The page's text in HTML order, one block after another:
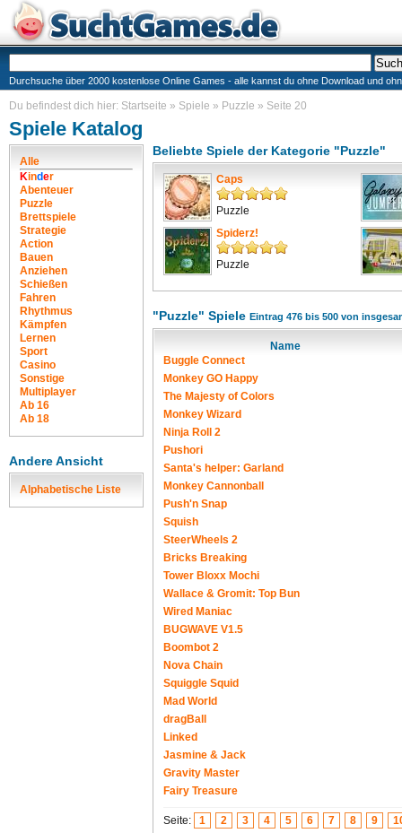
Durchsuche über 2000 kostenlose Online Games - alle kannst du ohne Download und
Du befindest dich hier: Startseite » Spiele » Puzzle » Seite 20
Spiele Katalog
Alle
Kinder
Abenteuer
Puzzle
Brettspiele
Strategie
Action
Bauen
Anziehen
Schießen
Fahren
Rhythmus
Kämpfen
Lernen
Sport
Casino
Sonstige
Multiplayer
Ab 16
Ab 18
Andere Ansicht
Alphabetische Liste
Beliebte Spiele der Kategorie "Puzzle"
Caps
Puzzle
Spiderz!
Puzzle
"Puzzle" Spiele Eintrag 476 bis 500 von
Name
Buggle Connect
Monkey GO Happy
The Majesty of Colors
Monkey Wizard
Ninja Roll 2
Pushori
Santa's helper: Garland
Monkey Cannonball
Push'n Snap
Squish
SteerWheels 2
Bricks Breaking
Tower Bloxx Mochi
Wallace & Gromit: Top Bun
Wired Maniac
BUGWAVE V1.5
Boombot 2
Nova Chain
Squiggle Squid
Mad World
dragBall
Linked
Jasmine & Jack
Gravity Master
Fairy Treasure
Seite: 1 2 3 4 5 6 7 8 9